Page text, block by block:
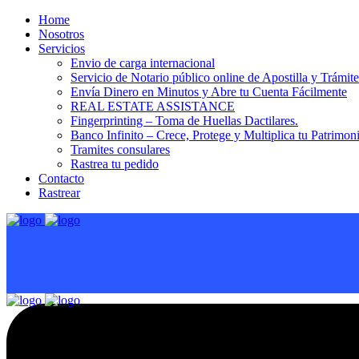
Home
Nosotros
Servicios
Envio de carga internacional
Servicio de Notario público online de Apostilla y
Envía Dinero en Minutos y Abre tu Cuenta Fácilmente
REAL ESTATE ASSISTANCE
Fingerprinting – Toma de Huellas Dactilares.
Banco Infinito – Crece, Protege y Multiplica tu
Tramites consulares
Rastrea tu pedido
Contacto
Rastrear